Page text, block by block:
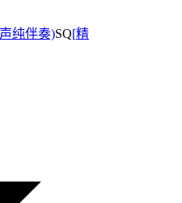
纯伴奏)SQ[精